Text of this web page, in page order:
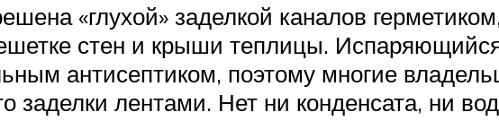
«глухой» заделкой каналов
стен и крыши теплицы.
антисептиком, поэтому многие
заделки лентами. Нет ни конденсата, ни